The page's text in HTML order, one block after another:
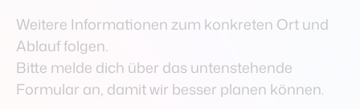
Weitere Informationen zum konkreten Ort und
Ablauf folgen.
Bitte melde dich über das untenstehende
Formular an, damit wir besser planen können.